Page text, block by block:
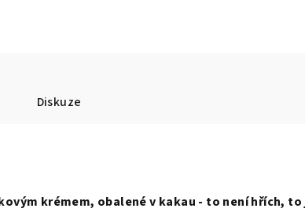
Diskuze
krémem, obalené v kakau - to není hřích, to